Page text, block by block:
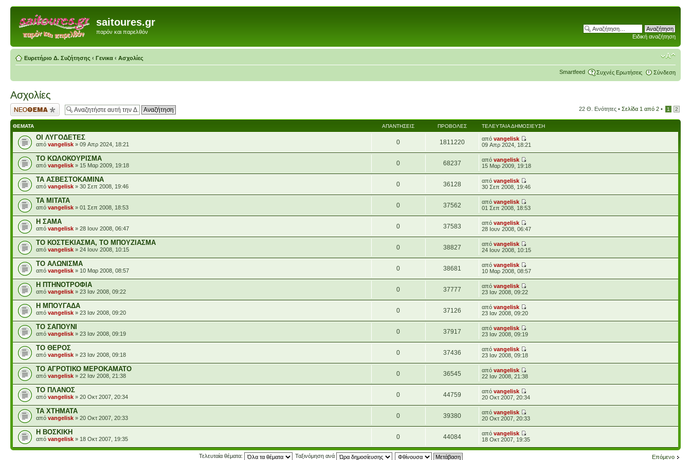
saitoures.gr
παρόν και παρελθόν
Ειδική αναζήτηση
Ευρετήριο Δ. Συζήτησης ‹ Γενικα ‹ Ασχολίες
Smartfeed Συχνές Ερωτήσεις Σύνδεση
Ασχολίες
Δημιουργία νέου
θέματος
22 Θ. Ενότητες • Σελίδα 1 από 2 • 1 2
ΘΈΜΑΤΑ ΑΠΑΝΤΉΣΕΙΣ ΠΡΟΒΟΛΈΣ ΤΕΛΕΥΤΑΊΑ ΔΗΜΟΣΊΕΥΣΗ
ΟΙ ΛΥΓΟΔΕΤΕΣ
από vangelisk » 09 Απρ 2024, 18:21 0 1811220 απόvangelisk
09 Απρ 2024, 18:21
ΤΟ ΚΩΛΟΚΟΥΡΙΣΜΑ
από vangelisk » 15 Μαρ 2009, 19:18 0 68237 απόvangelisk
15 Μαρ 2009, 19:18
ΤΑ ΑΣΒΕΣΤΟΚΑΜΙΝΑ
από vangelisk » 30 Σεπ 2008, 19:46 0 36128 απόvangelisk
30 Σεπ 2008, 19:46
ΤΑ ΜΙΤΑΤΑ
από vangelisk » 01 Σεπ 2008, 18:53 0 37562 απόvangelisk
01 Σεπ 2008, 18:53
Η ΣΑΜΑ
από vangelisk » 28 Ιουν 2008, 06:47 0 37583 απόvangelisk
28 Ιουν 2008, 06:47
ΤΟ ΚΟΣΤΕΚΙΑΣΜΑ, ΤΟ ΜΠΟΥΖΙΑΣΜΑ
από vangelisk » 24 Ιουν 2008, 10:15 0 38827 απόvangelisk
24 Ιουν 2008, 10:15
ΤΟ ΑΛΩΝΙΣΜΑ
από vangelisk » 10 Μαρ 2008, 08:57 0 38681 απόvangelisk
10 Μαρ 2008, 08:57
Η ΠΤΗΝΟΤΡΟΦΙΑ
από vangelisk » 23 Ιαν 2008, 09:22 0 37777 απόvangelisk
23 Ιαν 2008, 09:22
Η ΜΠΟΥΓΑΔΑ
από vangelisk » 23 Ιαν 2008, 09:20 0 37126 απόvangelisk
23 Ιαν 2008, 09:20
ΤΟ ΣΑΠΟΥΝΙ
από vangelisk » 23 Ιαν 2008, 09:19 0 37917 απόvangelisk
23 Ιαν 2008, 09:19
ΤΟ ΘΕΡΟΣ
από vangelisk » 23 Ιαν 2008, 09:18 0 37436 απόvangelisk
23 Ιαν 2008, 09:18
ΤΟ ΑΓΡΟΤΙΚΟ ΜΕΡΟΚΑΜΑΤΟ
από vangelisk » 22 Ιαν 2008, 21:38 0 36545 απόvangelisk
22 Ιαν 2008, 21:38
ΤΟ ΠΛΑΝΟΣ
από vangelisk » 20 Οκτ 2007, 20:34 0 44759 απόvangelisk
20 Οκτ 2007, 20:34
ΤΑ ΧΤΗΜΑΤΑ
από vangelisk » 20 Οκτ 2007, 20:33 0 39380 απόvangelisk
20 Οκτ 2007, 20:33
Η ΒΟΣΚΙΚΗ
από vangelisk » 18 Οκτ 2007, 19:35 0 44084 απόvangelisk
18 Οκτ 2007, 19:35
Επόμενο
Τελευταία θέματα: Ταξινόμηση ανά